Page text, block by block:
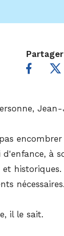
à
et historiques.
il le sait.